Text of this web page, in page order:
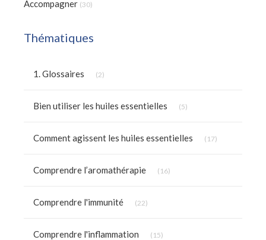
Accompagner (30)
Thématiques
1. Glossaires (2)
Bien utiliser les huiles essentielles (5)
Comment agissent les huiles essentielles (17)
Comprendre l’aromathérapie (16)
Comprendre l'immunité (22)
Comprendre l'inflammation (15)